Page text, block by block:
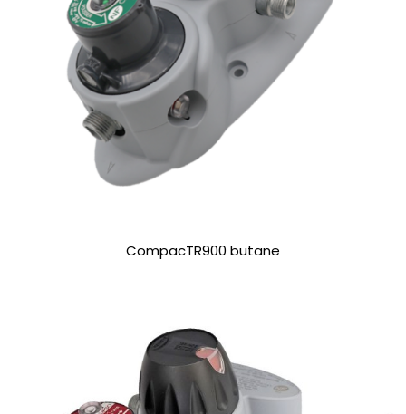
CompacTR900 butane